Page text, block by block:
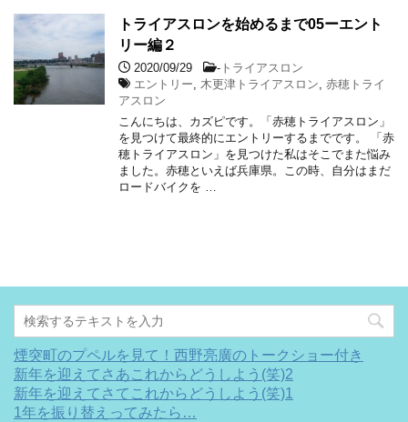
トライアスロンを始めるまで05ーエント
リー編２
2020/09/29 -トライアスロン
エントリー
木更津トライアスロン 赤穂トライ
アスロン
こんにちは、カズピです。「赤穂トライアスロン」
を見つけて最終的にエントリーするまでです。 「赤
穂トライアスロン」を見つけた私はそこでまた悩み
ました。赤穂といえば兵庫県。この時、自分はまだ
ロードバイクを …
煙突町のプペルを見て！西野亮廣のトークショー付き
新年を迎えてさあこれからどうしよう(笑)2
新年を迎えてさてこれからどうしよう(笑)1
1年を振り替えってみたら…